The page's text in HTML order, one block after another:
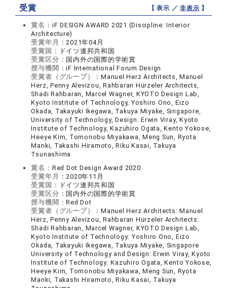
受賞 【 表示 ／非表示 】
賞名： iF DESIGN AWARD 2021 (Discipline: Interior
Architecture)
受賞年月：2021年04月
受賞国：
ドイツ連邦共和国
受賞区分： 国内外の国際的学術賞
授与機関：iF International Forum Design
受賞者（グループ）：Manuel Herz Architects, Manuel
Herz, Penny Alevizou, Rahbaran Hürzeler Architects,
Shadi Rahbaran, Marcel Wagner, KYOTO Design Lab,
Kyoto Institute of Technology, Yoshiro Ono, Eizo
Okada, Takayuki Ikegawa, Takuya Miyake, Singapore,
University of Technology, Design: Erwin Viray, Kyoto
Institute of Technology, Kazuhiro Ogata, Kento Yokose,
Heeye Kim, Tomonobu Miyakawa, Meng Sun, Ryota
Manki, Takashi Hiramoto, Riku Kasai, Takuya
Tsunashima
賞名： Red Dot Design Award 2020
受賞年月：2020年11月
受賞国：
ドイツ連邦共和国
受賞区分： 国内外の国際的学術賞
授与機関：Red Dot
受賞者（グループ）：Manuel Herz Architects: Manuel
Herz, Penny Alevizou, Rahbaran Hürzeler Architects:
Shadi Rahbaran, Marcel Wagner, KYOTO Design Lab,
Kyoto Institute of Technology: Yoshiro Ono, Eizo
Okada, Takayuki Ikegawa, Takuya Miyake, Singapore
University of Technology and Design: Erwin Viray, Kyoto
Institute of Technology: Kazuhiro Ogata, Kento Yokose,
Heeye Kim, Tomonobu Miyakawa, Meng Sun, Ryota
Manki, Takashi Hiramoto, Riku Kasai, Takuya